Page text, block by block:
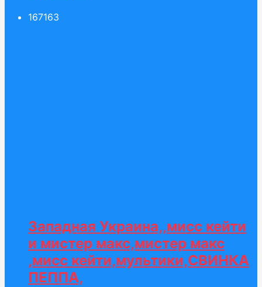
167163
Западная Украина,,мисс кейти
и мистер макс,мистер макс
,мисс кейти,мультики,СВИНКА
ПЕППА,